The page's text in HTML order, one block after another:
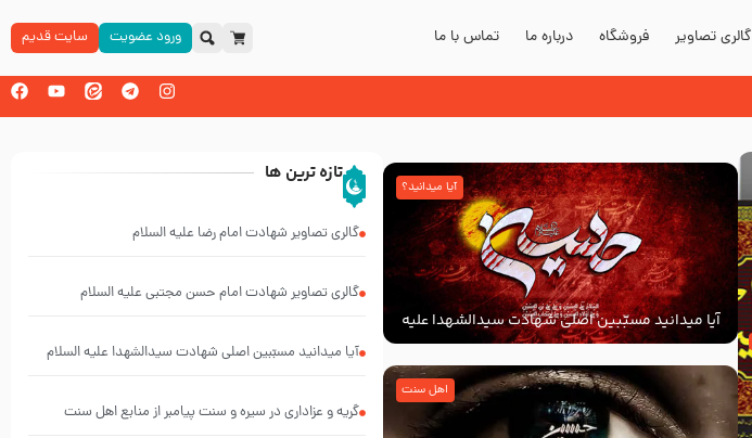
گالری تصاویر فروشگاه درباره ما تماس با ما ورود عضویت سایت قدیم
آیا میدانید مسبّبین اصلی شهادت سیدالشهدا علیه
‌السلام کیانند؟
آیا میدانید؟
اهل سنت
تازه ترین ها
گالری تصاویر شهادت امام رضا علیه السلام
گالری تصاویر شهادت امام حسن مجتبی علیه السلام
آیا میدانید مسبّبین اصلی شهادت سیدالشهدا علیه ‌السلام
گریه و عزاداری در سیره و سنت پیامبر از منابع اهل سنت